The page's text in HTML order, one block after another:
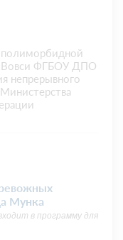
Вовси ФГБОУ ДПО
непрерывного
Мунка
в программу для